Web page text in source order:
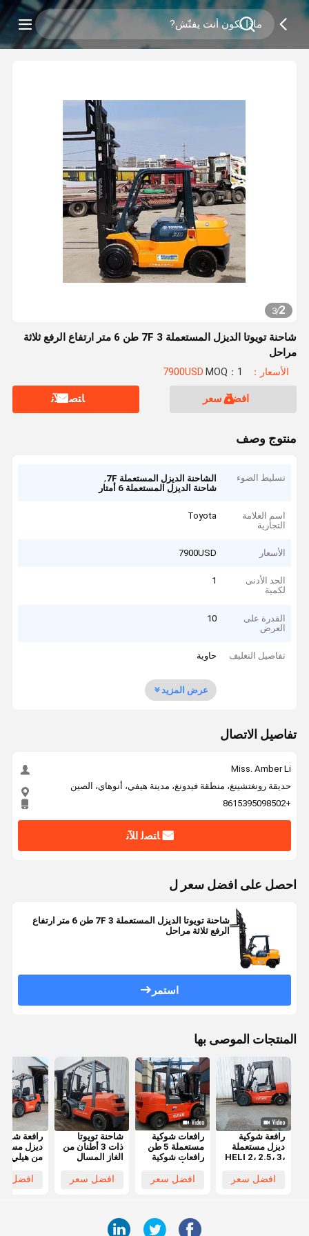
2
/
3
شاحنة تويوتا الديزل المستعملة 7F 3 طن 6 متر ارتفاع الرفع ثلاثة
مراحل
الأسعار：7900USD MOQ：1
افضل سعر ﺎﺘﺼﻟ ﺍﻶﻧ
منتوج وصف
تسليط الضوء الشاحنة الديزل المستعملة 7F
,
شاحنة الديزل المستعملة 6 أمتار
اسم العلامة
التجارية
Toyota
الأسعار 7900USD
الحد الأدنى
لكمية
1
القدرة على
العرض
10
تفاصيل التغليف حاوية
عرض المزيد
تفاصيل الاتصال
Miss. Amber Li
حديقة رونغتشينغ، منطقة فيدونغ، مدينة هيفي، أنوهاي، الصين
+8615395098502
ﺎﺘﺼﻟ ﺍﻶﻧ
احصل على افضل سعر ل
شاحنة تويوتا الديزل المستعملة 7F 3 طن 6 متر ارتفاع
الرفع ثلاثة مراحل
استمر
المنتجات الموصى بها
رافعة شوكية
ديزل مستعملة
HELI 2، 2.5، 3،
ممتازة وسعر
افضل سعر
رافعات شوكية
مستعملة 5 طن
رافعات شوكية
رافعات شوكية
جيد
افضل سعر
شاحنة تويوتا
ذات 3 أطنان من
الغاز المسال
رفع 3 أمتار
افضل سعر
رافعة
ديزل
افضل